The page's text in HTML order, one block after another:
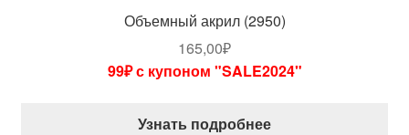
Объемный акрил (2950)
165,00₽
99₽ с купоном "SALE2024"
Узнать подробнее